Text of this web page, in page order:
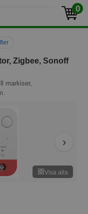
0
Zigbee, Sonoff
markiser,
Visa alla